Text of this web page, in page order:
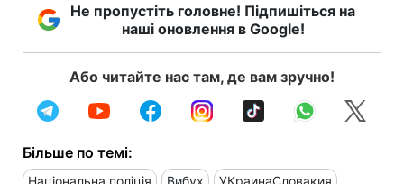
Не пропустіть головне! Підпишіться на
наші оновлення в Google!
Або читайте нас там, де вам зручно!
Більше по темі:
Національна поліція Вибух УКраинаСловакия